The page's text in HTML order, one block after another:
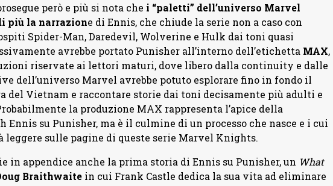
però e più si nota che i “paletti” dell’universo Marvel
più la narrazione di Ennis, che chiude la serie non a caso con
Spider-Man, Daredevil, Wolverine e Hulk dai toni quasi
avrebbe portato Punisher all’interno dell’etichetta MAX,
riservate ai lettori maturi, dove libero dalla continuity e dalle
dell’universo Marvel avrebbe potuto esplorare fino in fondo il
del Vietnam e raccontare storie dai toni decisamente più adulti e
la produzione MAX rappresenta l’apice della
Ennis su Punisher, ma è il culmine di un processo che nasce e i cui
leggere sulle pagine di queste serie Marvel Knights.
in appendice anche la prima storia di Ennis su Punisher, un What
Braithwaitein cui Frank Castle dedica la sua vita ad eliminare